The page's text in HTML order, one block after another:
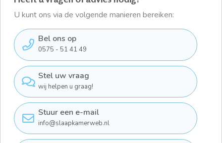
U kunt ons via de volgende manieren bereiken:
Bel ons op
0575 - 51 41 49
Stel uw vraag
wij helpen u graag!
Stuur een e-mail
info@slaapkamerweb.nl